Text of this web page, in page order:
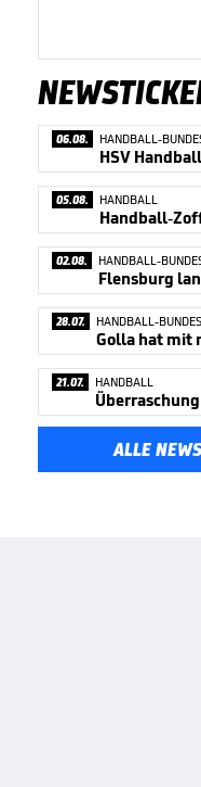
06.08. HANDBALL-
HSV
05.08. HANDBALL
02.08. HANDBALL-
Flensburg
28.07. HANDBALL-
21.07. HANDBALL
ALLE